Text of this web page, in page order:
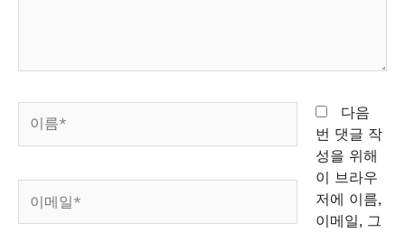
다음
번 댓글 작
성을 위해
이 브라우
저에 이름,
이메일, 그